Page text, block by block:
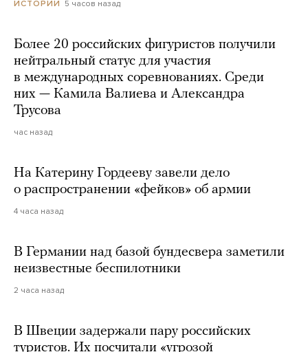
ИСТОРИИ 5 часов назад
Более 20 российских фигуристов получили
нейтральный статус для участия
в международных соревнованиях. Среди
них — Камила Валиева и Александра
Трусова
час назад
На Катерину Гордееву завели дело
о распространении «фейков» об армии
4 часа назад
В Германии над базой бундесвера заметили
неизвестные беспилотники
2 часа назад
В Швеции задержали пару российских
туристов. Их посчитали «угрозой